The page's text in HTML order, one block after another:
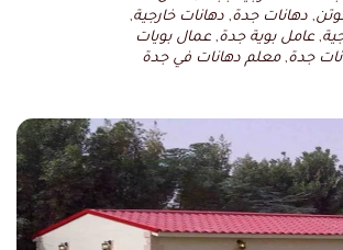
, دهانات جدة, دهانات خارجية,
, عامل بوية جدة, عمال بويات
جدة,معلم دهانات في جدة